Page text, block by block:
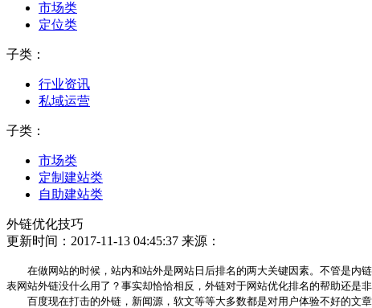
市场类
定位类
子类：
行业资讯
私域运营
子类：
市场类
定制建站类
自助建站类
外链优化技巧
更新时间：2017-11-13 04:45:37 来源：
在做网站的时候，站内和站外是网站日后排名的两大关键因素。不管是内
表网站外链没什么用了？事实却恰恰相反，外链对于网站优化排名的帮助还是
百度现在打击的外链，新闻源，软文等等大多数都是对用户体验不好的文章